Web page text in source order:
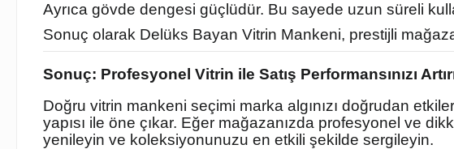
Ayrıca gövde dengesi güçlüdür. Bu sayede uzun süreli
Sonuç olarak Delüks Bayan Vitrin Mankeni, prestijli
Sonuç: Profesyonel Vitrin ile Satış Performansınızı
Doğru vitrin mankeni seçimi marka algınızı doğrudan
yapısı ile öne çıkar. Eğer mağazanızda profesyonel ve
yenileyin ve koleksiyonunuzu en etkili şekilde sergileyin.